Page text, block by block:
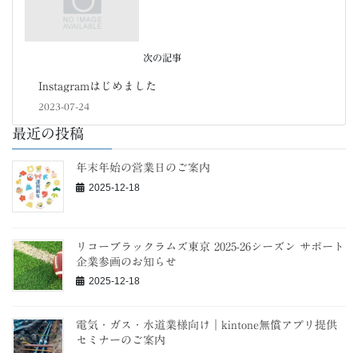
次の記事
Instagramはじめました
2023-07-24
最近の投稿
年末年始の営業日のご案内
2025-12-18
リコーブラックラムズ東京 2025-26シーズン サポート
企業参画のお知らせ
2025-12-18
電気・ガス・水道業様向け｜kintone無償アプリ提供
セミナーのご案内